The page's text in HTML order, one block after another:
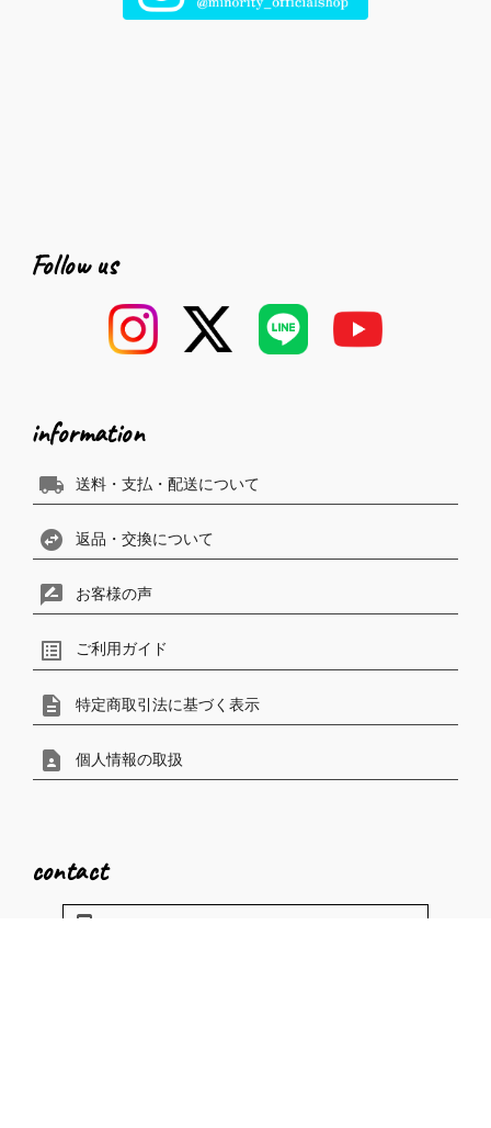
Follow us
information
local_shipping 送料・支払・配送について
swap_horizontal_circle 返品・交換について
rate_review お客様の声
list_alt ご利用ガイド
description 特定商取引法に基づく表示
contact_page 個人情報の取扱
contact
phonelink_ring